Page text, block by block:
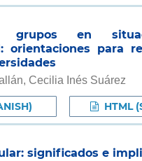
grupos en
orientaciones para
Cecilia Inés Suárez
HTML
significados e